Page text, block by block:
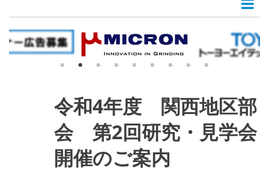
動
令和4年度 関西地区部
会 第2回研究・見学会
開催のご案内